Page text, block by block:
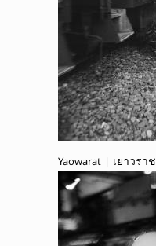
Yaowarat | เยาวราช